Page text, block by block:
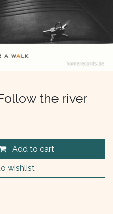
the river
Add to cart
wishlist